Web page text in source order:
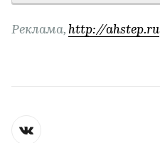
Реклама, http://ahstep.ru